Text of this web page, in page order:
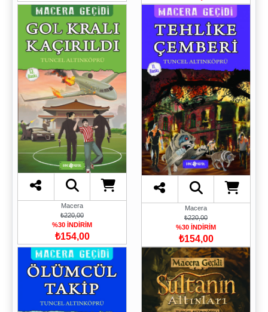
Macera
₺220,00
%30 İNDİRİM
₺154,00
Macera
₺220,00
%30 İNDİRİM
₺154,00